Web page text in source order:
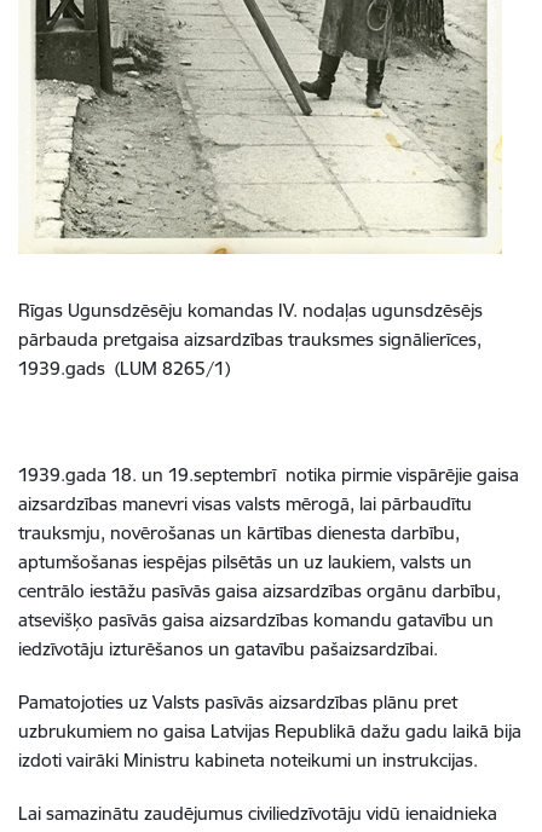
Rīgas Ugunsdzēsēju komandas IV. nodaļas ugunsdzēsējs
pārbauda pretgaisa aizsardzības trauksmes signālierīces,
1939.gads (LUM 8265/1)
1939.gada 18. un 19.septembrī notika pirmie vispārējie gaisa
aizsardzības manevri visas valsts mērogā, lai pārbaudītu
trauksmju, novērošanas un kārtības dienesta darbību,
aptumšošanas iespējas pilsētās un uz laukiem, valsts un
centrālo iestāžu pasīvās gaisa aizsardzības orgānu darbību,
atsevišķo pasīvās gaisa aizsardzības komandu gatavību un
iedzīvotāju izturēšanos un gatavību pašaizsardzībai.
Pamatojoties uz Valsts pasīvās aizsardzības plānu pret
uzbrukumiem no gaisa Latvijas Republikā dažu gadu laikā bija
izdoti vairāki Ministru kabineta noteikumi un instrukcijas.
Lai samazinātu zaudējumus civiliedzīvotāju vidū ienaidnieka